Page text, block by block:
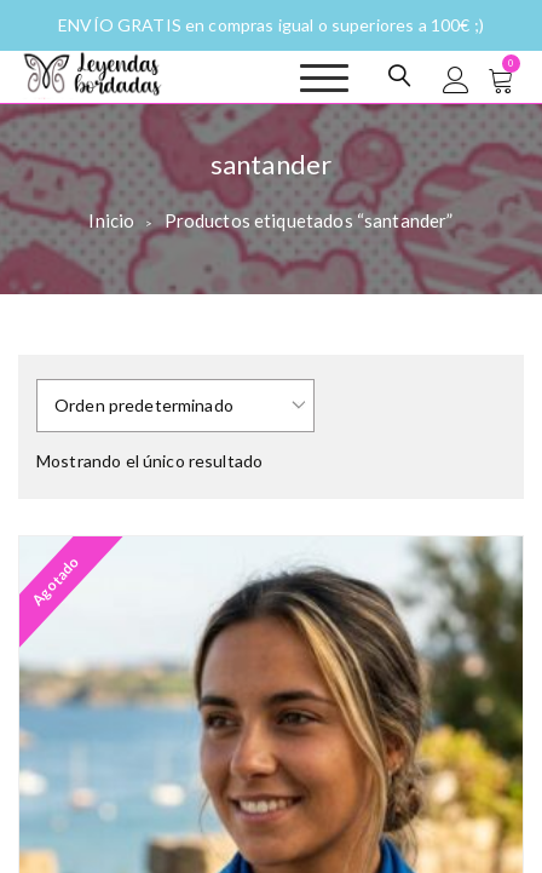
ENVÍO GRATIS en compras igual o superiores a 100€ ;)
Leyendas
bordadas |
Historias
fantásticas a
puntadas
Moda y complementos
0
santander
Inicio > Productos etiquetados “santander”
Mostrando el único resultado
Agotado